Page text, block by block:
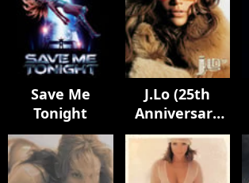
Save Me
Tonight
J.Lo (25th
Anniversary
Edition)